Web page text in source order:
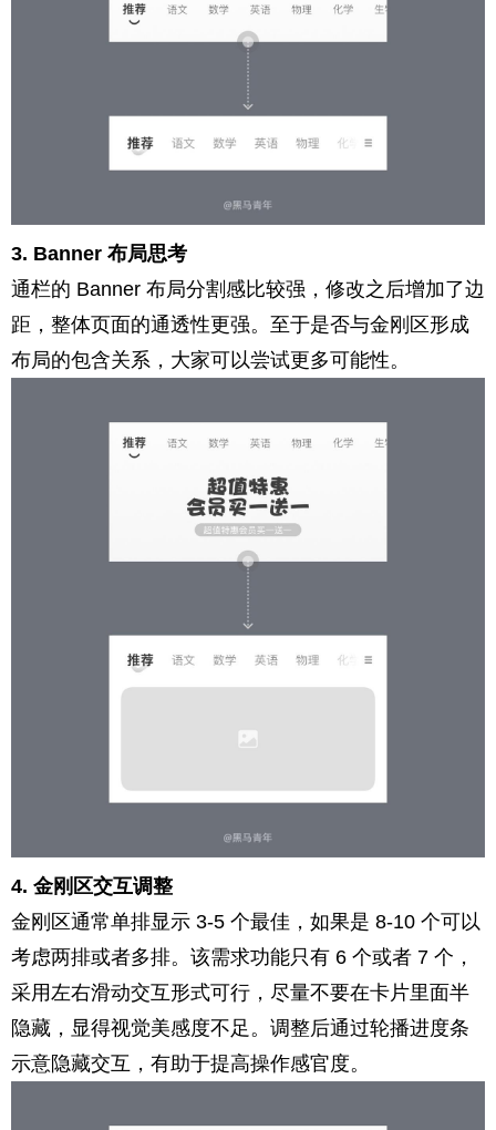
3. Banner 布局思考
通栏的 Banner 布局分割感比较强，修改之后增加了边
距，整体页面的通透性更强。至于是否与金刚区形成
布局的包含关系，大家可以尝试更多可能性。
4. 金刚区交互调整
金刚区通常单排显示 3-5 个最佳，如果是 8-10 个可以
考虑两排或者多排。该需求功能只有 6 个或者 7 个，
采用左右滑动交互形式可行，尽量不要在卡片里面半
隐藏，显得视觉美感度不足。调整后通过轮播进度条
示意隐藏交互，有助于提高操作感官度。